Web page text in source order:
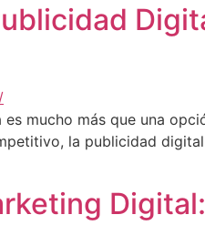
mucho más que una
la publicidad